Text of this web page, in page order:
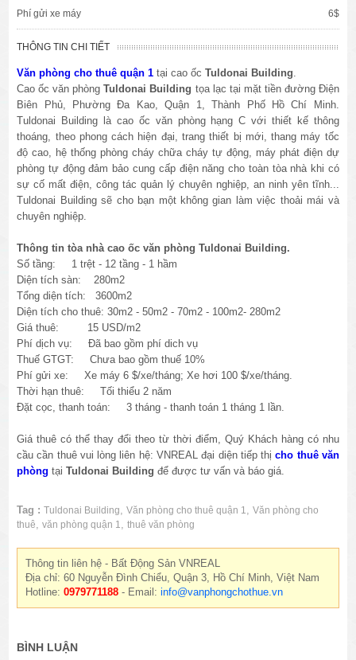
Phí gửi xe máy 6$
THÔNG TIN CHI TIẾT
Văn phòng cho thuê quận 1tại cao ốcTuldonai Building
Cao ốc văn phòngTuldonai Building tọa lạc tại mặt tiền đường Điện
Biên Phủ, Phường Đa Kao, Quận 1, Thành Phố Hồ Chí Minh.
Tuldonai Building là cao ốc văn phòng hạng C với thiết kế thông
thoáng, theo phong cách hiện đại, trang thiết bị mới, thang máy tốc
độ cao, hệ thống phòng cháy chữa cháy tự động, máy phát điện dự
phòng tự động đảm bảo cung cấp điện năng cho toàn tòa nhà khi có
sự cố mất điện, công tác quản lý chuyên nghiệp, an ninh yên tĩnh...
Tuldonai Building sẽ cho bạn một không gian làm việc thoải mái và
chuyên nghiệp.
Thông tin tòa nhà cao ốc văn phòng Tuldonai Building.
Số tầng: 1 trệt - 12 tầng - 1 hầm
Diện tích sàn: 280m2
Tổng diện tích: 3600m2
Diện tích cho thuê: 30m2 - 50m2 - 70m2 - 100m2- 280m2
Giá thuê: 15 USD/m2
Phí dịch vụ: Đã bao gồm phí dich vụ
Thuế GTGT: Chưa bao gồm thuế 10%
Phí gửi xe: Xe máy 6 $/xe/tháng; Xe hơi 100 $/xe/tháng.
Thời hạn thuê: Tối thiểu 2 năm
Đặt cọc, thanh toán: 3 tháng - thanh toán 1 tháng 1 lần.
Giá thuê có thể thay đổi theo từ thời điểm, Quý Khách hàng có nhu
cầu cần thuê vui lòng liên hệ: VNREAL đại diện tiếp thịcho thuê văn
phòngtạiTuldonai Buildingđể được tư vấn và báo giá.
Tag : Tuldonai Building ,Văn phòng cho thuê quận 1 ,Văn phòng cho
thuê
,văn phòng quận 1 ,thuê văn phòng
Thông tin liên hệ - Bất Động Sản VNREAL
Địa chỉ: 60 Nguyễn Đình Chiểu, Quận 3, Hồ Chí Minh, Việt Nam
Hotline:0979771188 - Email:info@vanphongchothue.vn
BÌNH LUẬN